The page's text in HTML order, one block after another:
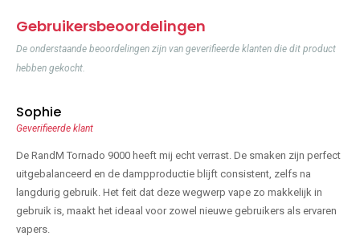
Gebruikersbeoordelingen
De onderstaande beoordelingen zijn van geverifieerde klanten die dit product
hebben gekocht.
Sophie
Geverifieerde klant
De RandM Tornado 9000 heeft mij echt verrast. De smaken zijn perfect
uitgebalanceerd en de dampproductie blijft consistent, zelfs na
langdurig gebruik. Het feit dat deze wegwerp vape zo makkelijk in
gebruik is, maakt het ideaal voor zowel nieuwe gebruikers als ervaren
vapers.